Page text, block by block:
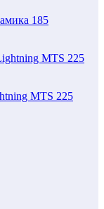
185
MTS 225